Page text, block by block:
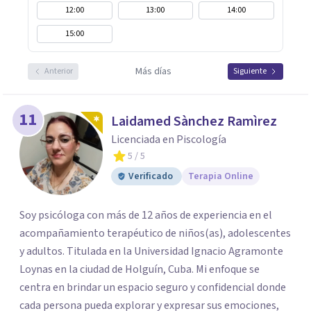
12:00 13:00
14:00
15:00
Anterior Más días Siguiente
11 Laidamed Sànchez Ramìrez
Licenciada en Piscología
5 / 5
Verificado
Terapia Online
Soy psicóloga con más de 12 años de experiencia en el
acompañamiento terapéutico de niños(as), adolescentes
y adultos. Titulada en la Universidad Ignacio Agramonte
Loynas en la ciudad de Holguín, Cuba. Mi enfoque se
centra en brindar un espacio seguro y confidencial donde
cada persona pueda explorar y expresar sus emociones,